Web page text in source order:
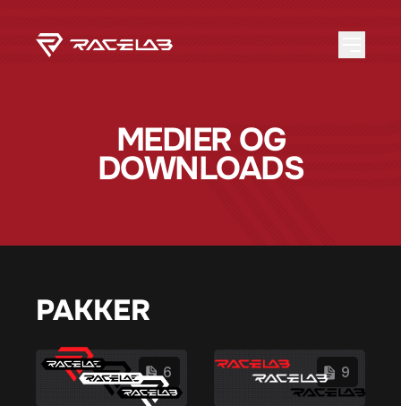
MEDIER OG
DOWNLOADS
PAKKER
6 9